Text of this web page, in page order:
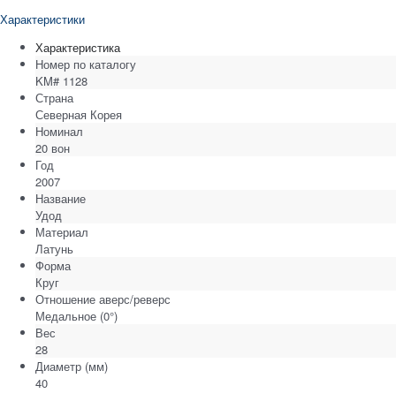
Характеристики
Характеристика
Номер по каталогу
KM# 1128
Страна
Северная Корея
Номинал
20 вон
Год
2007
Название
Удод
Материал
Латунь
Форма
Круг
Отношение аверс/реверс
Медальное (0°)
Вес
28
Диаметр (мм)
40